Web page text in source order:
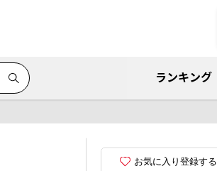
ランキング
お気に入り登録する